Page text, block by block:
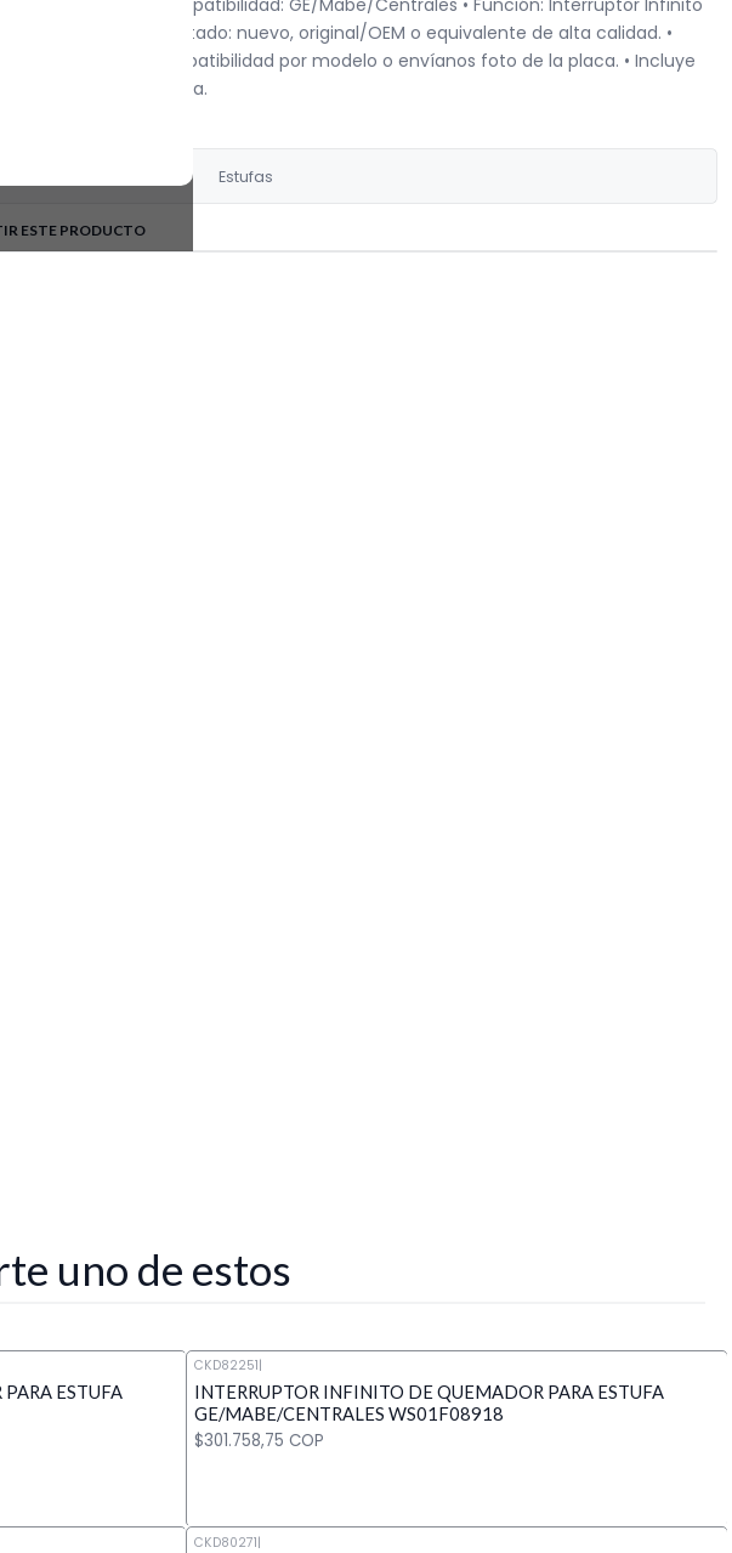
• Marca/Compatibilidad: GE/Mabe/Centrales • Función: Interruptor Infinito
para Estufa. • Estado: nuevo, original/OEM o equivalente de alta calidad. •
verifica compatibilidad por modelo o envíanos foto de la placa. • Incluye
Envíos a todo Colombia.
Estufas
ESTE PRODUCTO
uno de estos
ESTUFA
CKD82251|
INTERRUPTOR INFINITO DE QUEMADOR PARA ESTUFA
GE/MABE/CENTRALES WS01F08918
$301.758,75 COP
CKD80271|